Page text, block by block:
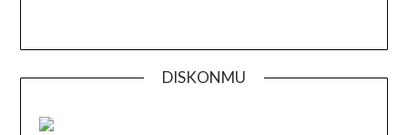
DISKONMU